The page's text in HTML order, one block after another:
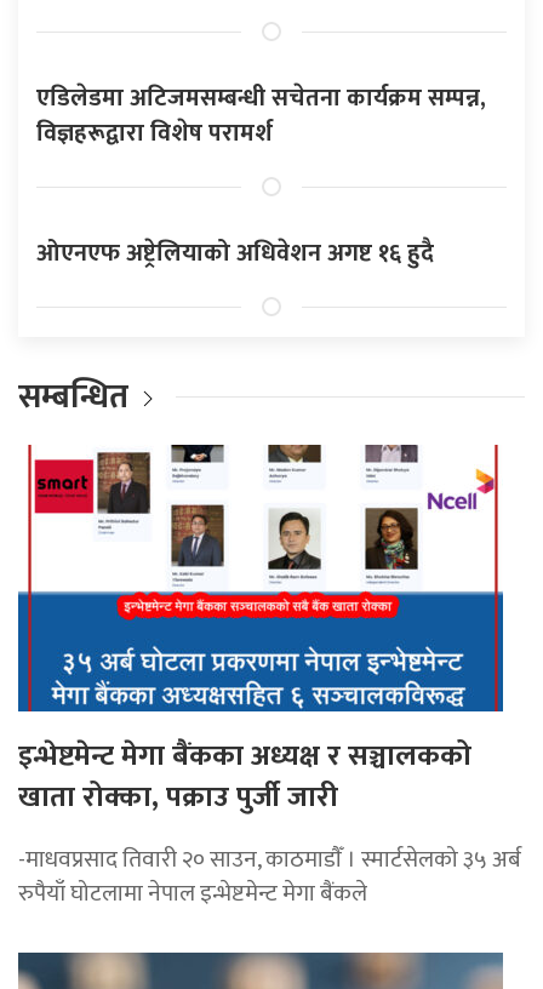
एडिलेडमा अटिजमसम्बन्धी सचेतना कार्यक्रम सम्पन्न,
विज्ञहरूद्वारा विशेष परामर्श
ओएनएफ अष्ट्रेलियाको अधिवेशन अगष्ट १६ हुदै
सम्बन्धित
इन्भेष्टमेन्ट मेगा बैंकका अध्यक्ष र सञ्चालकको
खाता रोक्का, पक्राउ पुर्जी जारी
-माधवप्रसाद तिवारी २० साउन, काठमाडाैँ । स्मार्टसेलको ३५ अर्ब
रुपैयाँ घोटलामा नेपाल इन्भेष्टमेन्ट मेगा बैंकले